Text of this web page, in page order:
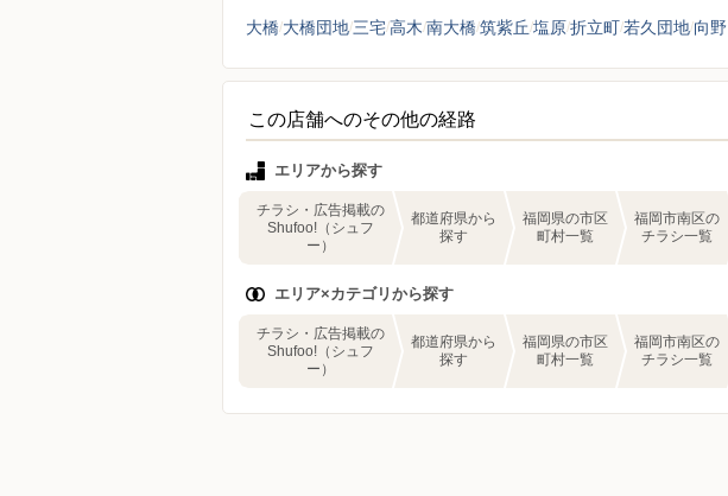
大橋 大橋団地 三宅高木 南大橋筑紫丘 塩原折立町若久団地 向野
この店舗へのその他の経路
エリアから探す
チラシ・広告掲載の
Shufoo!（シュフ
ー）
都道府県から
探す
福岡県の市区
町村一覧
福岡市南区の
チラシ一覧
エリア×カテゴリから探す
チラシ・広告掲載の
Shufoo!（シュフ
ー）
都道府県から
探す
福岡県の市区
町村一覧
福岡市南区の
チラシ一覧